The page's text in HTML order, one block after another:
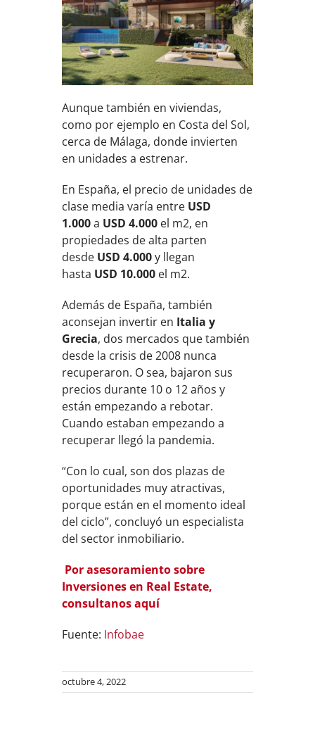
Aunque también en viviendas,
como por ejemplo en Costa del Sol,
cerca de Málaga, donde invierten
en unidades a estrenar.
En España, el precio de unidades de
clase media varía entre USD
1.000a USD 4.000 el m2, en
propiedades de alta parten
desde USD 4.000y llegan
hasta USD 10.000 el m2.
Además de España, también
aconsejan invertir en Italia y
Grecia, dos mercados que también
desde la crisis de 2008 nunca
recuperaron. O sea, bajaron sus
precios durante 10 o 12 años y
están empezando a rebotar.
Cuando estaban empezando a
recuperar llegó la pandemia.
“Con lo cual, son dos plazas de
oportunidades muy atractivas,
porque están en el momento ideal
del ciclo”, concluyó un especialista
del sector inmobiliario.
Por asesoramiento sobre
Inversiones en Real Estate,
consultanos aquí
Fuente: Infobae
octubre 4, 2022